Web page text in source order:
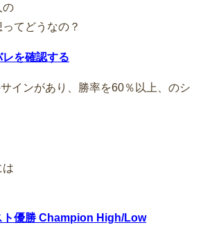
の
てどうなの？
を確認する
インがあり、勝率を60％以上、のシ
は
ト優勝 Champion High/Low